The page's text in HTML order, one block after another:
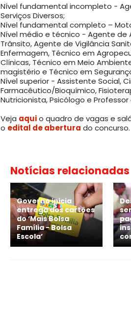
Nível fundamental incompleto -
Serviços Diversos;
Nível fundamental completo –
Nível médio e técnico - Agente de
Trânsito, Agente de Vigilância
Enfermagem, Técnico em
Clínicas, Técnico em Meio
magistério e Técnico em
Nível superior - Assistente Social,
Farmacêutico/Bioquímico,
Nutricionista, Psicólogo e
Veja aquio quadro de vagas e
o edital de abertura do concurso.
Notícias relacionadas
Governo inicia
entrega dos cartões
do ‘Mais Bolsa
Família - Bolsa
Escola’